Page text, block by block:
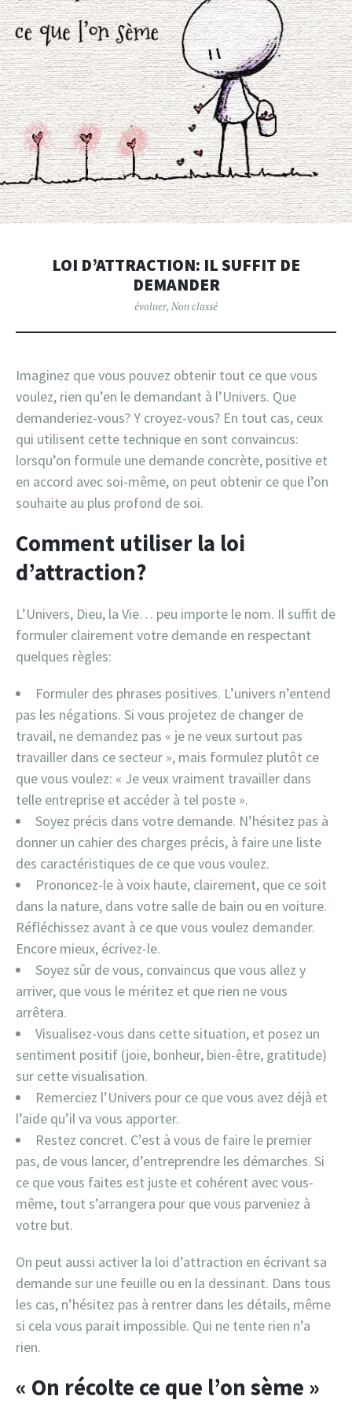
LOI D’ATTRACTION: IL SUFFIT DE
DEMANDER
évoluer, Non classé
Imaginez que vous pouvez obtenir tout ce que vous
voulez, rien qu’en le demandant à l’Univers. Que
demanderiez-vous? Y croyez-vous? En tout cas, ceux
qui utilisent cette technique en sont convaincus:
lorsqu’on formule une demande concrète, positive et
en accord avec soi-même, on peut obtenir ce que l’on
souhaite au plus profond de soi.
Comment utiliser la loi
d’attraction?
L’Univers, Dieu, la Vie… peu importe le nom. Il suffit de
formuler clairement votre demande en respectant
quelques règles:
Formuler des phrases positives. L’univers n’entend
pas les négations. Si vous projetez de changer de
travail, ne demandez pas « je ne veux surtout pas
travailler dans ce secteur », mais formulez plutôt ce
que vous voulez: « Je veux vraiment travailler dans
telle entreprise et accéder à tel poste ».
Soyez précis dans votre demande. N’hésitez pas à
donner un cahier des charges précis, à faire une liste
des caractéristiques de ce que vous voulez.
Prononcez-le à voix haute, clairement, que ce soit
dans la nature, dans votre salle de bain ou en voiture.
Réfléchissez avant à ce que vous voulez demander.
Encore mieux, écrivez-le.
Soyez sûr de vous, convaincus que vous allez y
arriver, que vous le méritez et que rien ne vous
arrêtera.
Visualisez-vous dans cette situation, et posez un
sentiment positif (joie, bonheur, bien-être, gratitude)
sur cette visualisation.
Remerciez l’Univers pour ce que vous avez déjà et
l’aide qu’il va vous apporter.
Restez concret. C’est à vous de faire le premier
pas, de vous lancer, d’entreprendre les démarches. Si
ce que vous faites est juste et cohérent avec vous-
même, tout s’arrangera pour que vous parveniez à
votre but.
On peut aussi activer la loi d’attraction en écrivant sa
demande sur une feuille ou en la dessinant. Dans tous
les cas, n’hésitez pas à rentrer dans les détails, même
si cela vous parait impossible. Qui ne tente rien n’a
rien.
« On récolte ce que l’on sème »